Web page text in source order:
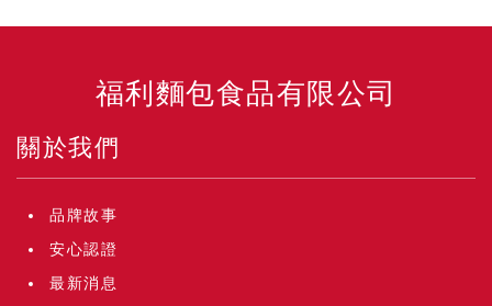
福利麵包食品有限公司
關於我們
品牌故事
安心認證
最新消息